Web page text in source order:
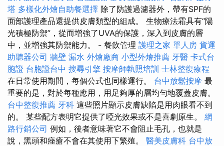
塔 多樣化外燴自助餐選擇 除了防護過濾器外，帶有SPF的
面部護理產品還提供皮膚類型的組成。 生物療法霜具有“陽
光積極防禦”，從而增強了UVA的保護，深入到皮膚的層
中，並增強其防禦能力。 - 餐飲管理 護理之家 單人房 貨運
助聽器公司 牆壁 漏水 外燴廠商 小型外燴推薦 牙醫 卡式台
胞證 台胞證台中 搜尋引擎 按摩師執照培訓 士林整復療程
在日常使用期間，每個公式也同樣運行。 台中放鬆按摩 最
重要的是，對於每種應用，用足夠厚的層均勻地覆蓋皮膚。
台中整復推薦 牙科 這些照片顯示皮膚缺陷是用肉眼看不到
的。 某些配方表明它提供了啞光效果或不是喜劇原生。 網
路行銷公司 例如，後者意味著它不會阻止毛孔，也就是
說，黑頭和痤瘡不會在其使用下繁殖。 醫美皮膚科 台中放